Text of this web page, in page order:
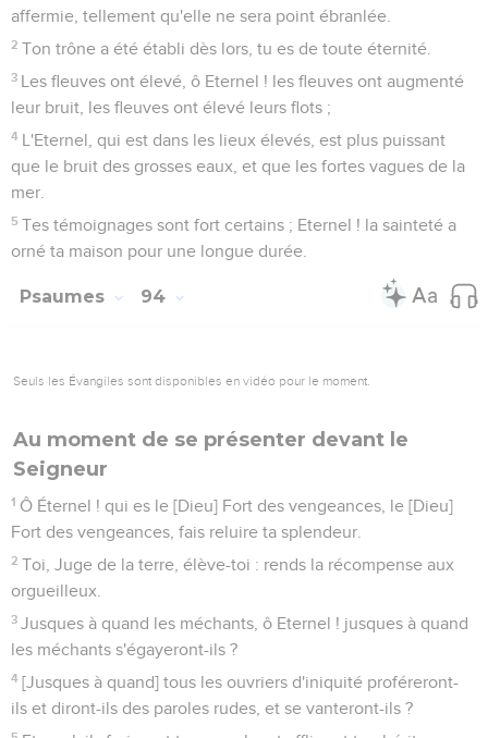
affermie, tellement qu'elle ne sera point ébranlée.
2 Ton trône a été établi dès lors, tu es de toute éternité.
3 Les fleuves ont élevé, ô Eternel ! les fleuves ont augmenté
leur bruit, les fleuves ont élevé leurs flots ;
4 L'Eternel, qui est dans les lieux élevés, est plus puissant
que le bruit des grosses eaux, et que les fortes vagues de la
mer.
5 Tes témoignages sont fort certains ; Eternel ! la sainteté a
orné ta maison pour une longue durée.
Psaumes 94
Seuls les Évangiles sont disponibles en vidéo pour le moment.
Au moment de se présenter devant le
Seigneur
1 Ô Éternel ! qui es le [Dieu] Fort des vengeances, le [Dieu]
Fort des vengeances, fais reluire ta splendeur.
2 Toi, Juge de la terre, élève-toi : rends la récompense aux
orgueilleux.
3 Jusques à quand les méchants, ô Eternel ! jusques à quand
les méchants s'égayeront-ils ?
4 [Jusques à quand] tous les ouvriers d'iniquité proféreront-
ils et diront-ils des paroles rudes, et se vanteront-ils ?